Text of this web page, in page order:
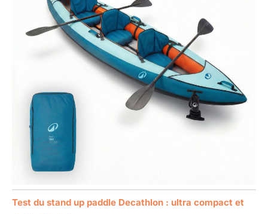
Test du stand up paddle Decathlon : ultra compact et